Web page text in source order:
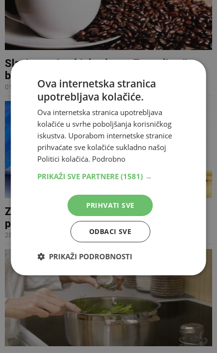
Slavimo svjetski dan kave: Znate li zašto
biste trebali staviti sol u kavu?
01.10.2017 11:25
Znanstvenici sad znaju zašto ne možete
prestati jesti čips
28.09.2017 12:05
Ova internetska stranica
upotrebljava kolačiće.
Ova internetska stranica upotrebljava
kolačiće u svrhe poboljšanja korisničkog
iskustva. Uporabom internetske stranice
prihvaćate sve kolačiće sukladno našoj
Politici kolačića. Podrobno
PRIKAŽI SVE PARTNERE (1581) →
PRIHVATI SVE
ODBACI SVE
PRIKAŽI PODROBNOSTI